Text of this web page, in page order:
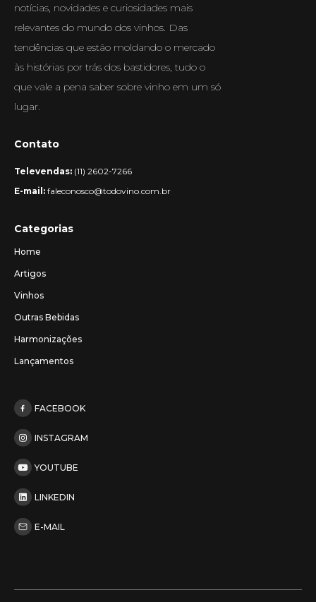
notícias, novidades e curiosidades mais
relevantes do mundo dos vinhos. Das
tendências que estão moldando o mercado
às histórias por trás dos bastidores, tudo o
que vale a pena saber sobre vinho em um só
lugar.
Contato
Televendas: (11) 2602-7266
E-mail: faleconosco@todovino.com.br
Categorias
Home
Artigos
Vinhos
Outras Bebidas
Harmonizações
Lançamentos
FACEBOOK
INSTAGRAM
YOUTUBE
LINKEDIN
E-MAIL